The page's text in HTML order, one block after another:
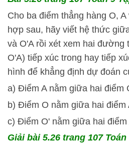
Cho ba điểm thẳng hàng O,
hợp sau, hãy viết hệ thức
và O'A rồi xét xem hai đường
O'A) tiếp xúc trong hay tiếp
hình để khẳng định dự đoán
a) Điểm A nằm giữa hai điểm
b) Điểm O nằm giữa hai điểm
c) Điểm O' nằm giữa hai điểm
Giải bài 5.26 trang 107